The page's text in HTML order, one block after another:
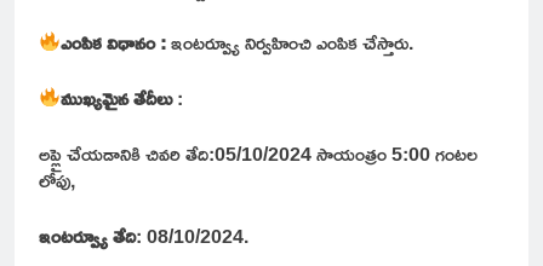
ఎంపిక విధానం :ఇంటర్వ్యూనిర్వహించి ఎంపిక చేస్తారు.
ముఖ్యమైన తేదీలు:
అప్లై చేయడానికి చివరి తేది:05/10/2024 సాయంత్రం 5:00 గంటల
లోపు,
ఇంటర్వ్యూ తేది: 08/10/2024.